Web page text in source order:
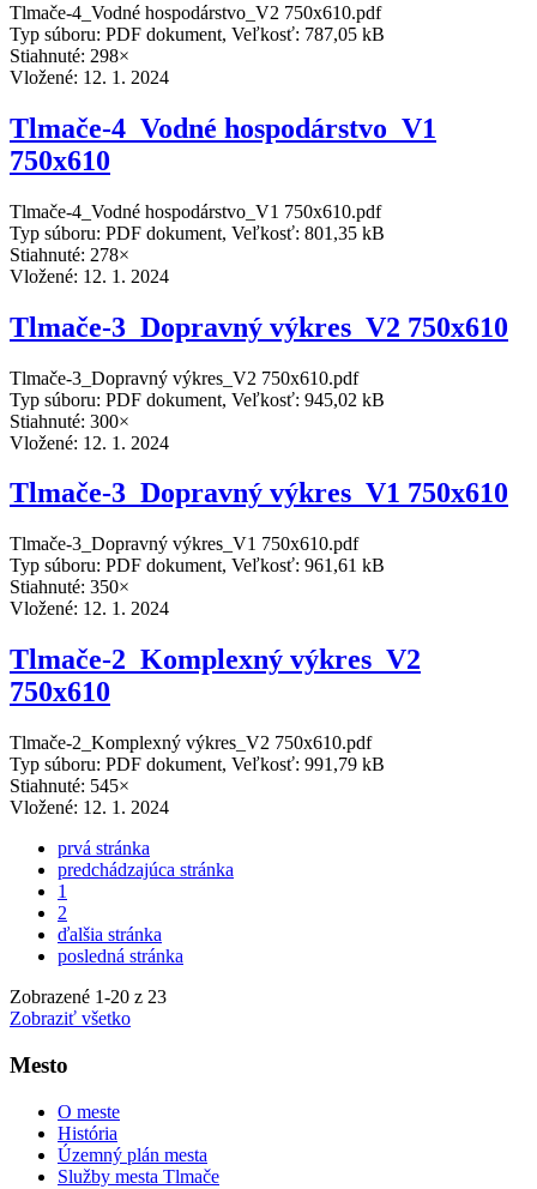
Tlmače-4_Vodné hospodárstvo_V2 750x610.pdf
Typ súboru: PDF dokument, Veľkosť: 787,05 kB
Stiahnuté: 298×
Vložené: 12. 1. 2024
Tlmače-4_Vodné hospodárstvo_V1
750x610
Tlmače-4_Vodné hospodárstvo_V1 750x610.pdf
Typ súboru: PDF dokument, Veľkosť: 801,35 kB
Stiahnuté: 278×
Vložené: 12. 1. 2024
Tlmače-3_Dopravný výkres_V2 750x610
Tlmače-3_Dopravný výkres_V2 750x610.pdf
Typ súboru: PDF dokument, Veľkosť: 945,02 kB
Stiahnuté: 300×
Vložené: 12. 1. 2024
Tlmače-3_Dopravný výkres_V1 750x610
Tlmače-3_Dopravný výkres_V1 750x610.pdf
Typ súboru: PDF dokument, Veľkosť: 961,61 kB
Stiahnuté: 350×
Vložené: 12. 1. 2024
Tlmače-2_Komplexný výkres_V2
750x610
Tlmače-2_Komplexný výkres_V2 750x610.pdf
Typ súboru: PDF dokument, Veľkosť: 991,79 kB
Stiahnuté: 545×
Vložené: 12. 1. 2024
prvá stránka
predchádzajúca stránka
1
2
ďalšia stránka
posledná stránka
Zobrazené 1-20 z 23
Zobraziť všetko
Mesto
O meste
História
Územný plán mesta
Služby mesta Tlmače